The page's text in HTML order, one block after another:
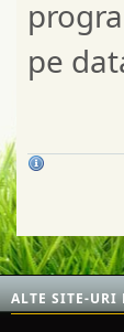
pe
ALTE SITE-URI